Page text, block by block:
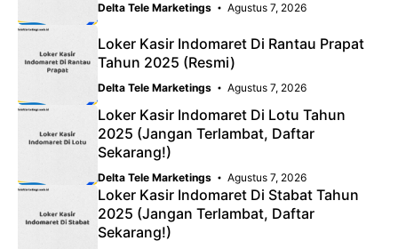
Delta Tele Marketings Agustus 7, 2026
Loker Kasir Indomaret Di Rantau Prapat
Tahun 2025 (Resmi)
Delta Tele Marketings Agustus 7, 2026
Loker Kasir Indomaret Di Lotu Tahun
2025 (Jangan Terlambat, Daftar
Sekarang!)
Delta Tele Marketings Agustus 7, 2026
Loker Kasir Indomaret Di Stabat Tahun
2025 (Jangan Terlambat, Daftar
Sekarang!)